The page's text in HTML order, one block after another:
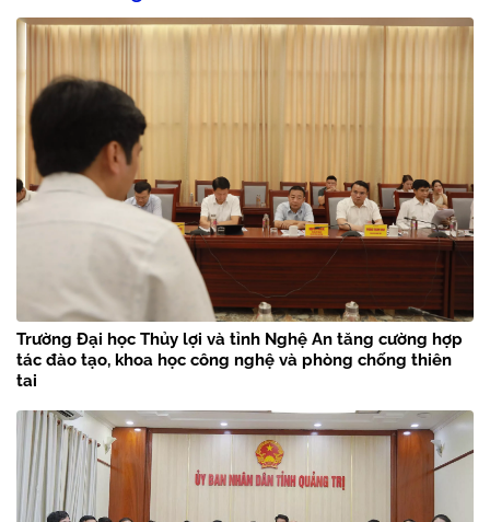
Trường Đại học Thủy lợi và tỉnh Nghệ An tăng cường hợp
tác đào tạo, khoa học công nghệ và phòng chống thiên
tai